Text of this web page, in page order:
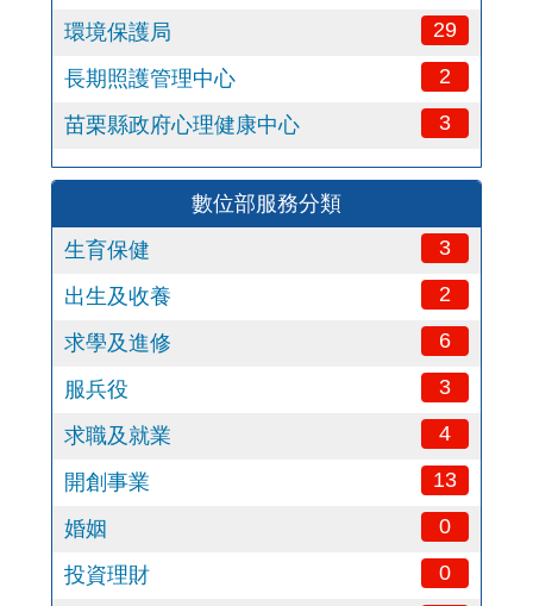
環境保護局 29
長期照護管理中心 2
苗栗縣政府心理健康中心 3
數位部服務分類
生育保健
3
出生及收養 2
求學及進修 6
服兵役 3
求職及就業 4
開創事業 13
婚姻 0
投資理財 0